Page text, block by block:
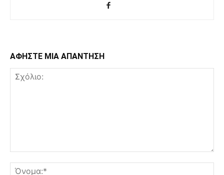
ΑΦΗΣΤΕ ΜΙΑ ΑΠΑΝΤΗΣΗ